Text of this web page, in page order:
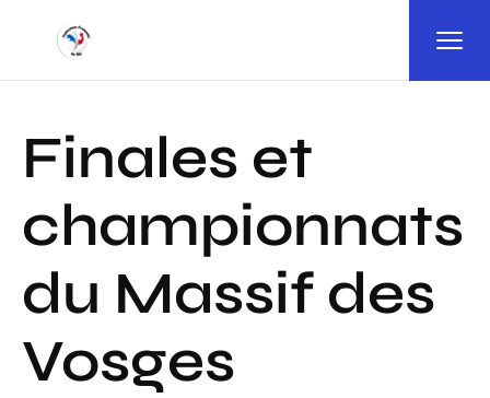
Finales et
championnats
du Massif des
Vosges